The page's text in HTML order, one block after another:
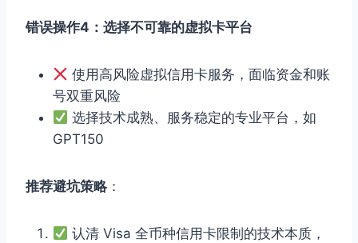
错误操作4：选择不可靠的虚拟卡平台
使用高风险虚拟信用卡服务，面临资金和账
号双重风险
选择技术成熟、服务稳定的专业平台，如
GPT150
推荐避坑策略 ：
认清 Visa 全币种信用卡限制的技术本质，